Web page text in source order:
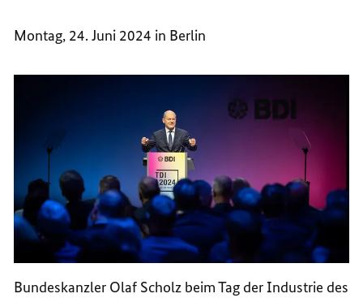
Montag, 24. Juni 2024 in Berlin
Bundeskanzler Olaf Scholz beim Tag der Industrie des